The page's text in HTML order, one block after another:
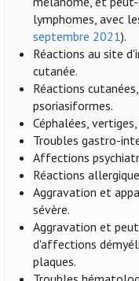
lymphomes, avec
septembre 2021).
Réactions au site
cutanée.
Réactions
psoriasiformes.
Céphalées,
Troubles gastro-
Affections
Réactions
Aggravation et
sévère.
Aggravation et
d'affections
plaques.